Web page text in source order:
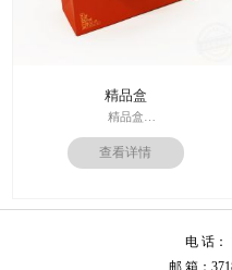
精品盒
精品盒
印刷技术： 专色印刷
面纸：特种纸
内材料：1500克灰板
其他辅料：EVA+绒布内托；绸带
周期：签订合同确认样板后7-15个工
查看详情
电 话：
邮 箱：